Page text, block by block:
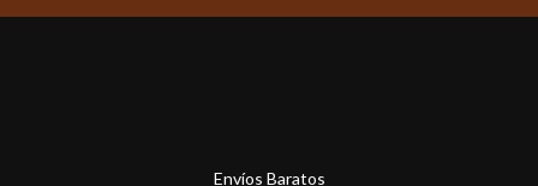
Envíos Baratos